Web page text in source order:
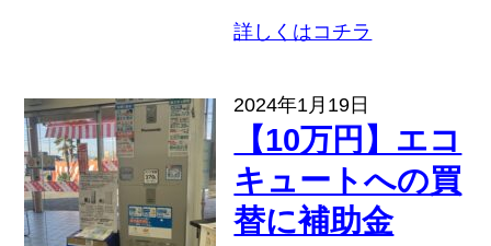
詳しくはコチラ
2024年1月19日
【10万円】エコ
キュートへの買
替に補助金